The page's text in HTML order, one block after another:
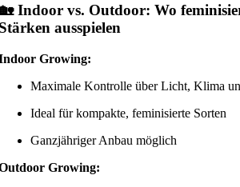
Indoor vs. Outdoor: Wo
ausspielen
Growing:
Maximale Kontrolle über Licht, Klima
Ideal für kompakte, feminisierte Sorten
Ganzjähriger Anbau möglich
Growing: